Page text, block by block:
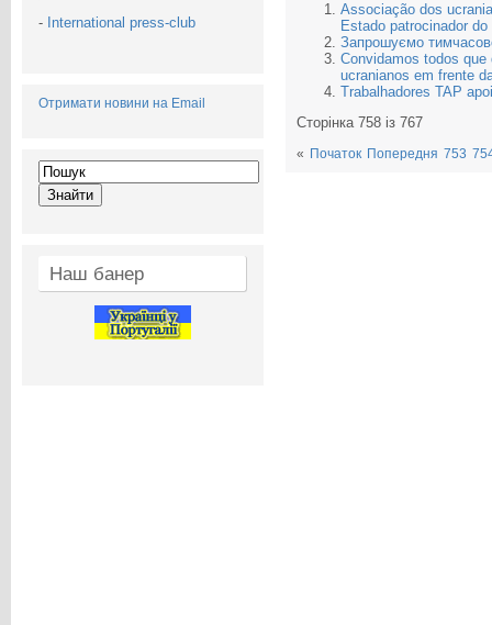
- International press-club
Отримати новини на Email
Наш банер
Associação dos
Estado patrocinador
Запрошуємо
Convidamos todos que
ucranianos em frente
Trabalhadores TAP
Сторінка 758 із 767
« Початок Попередня 753